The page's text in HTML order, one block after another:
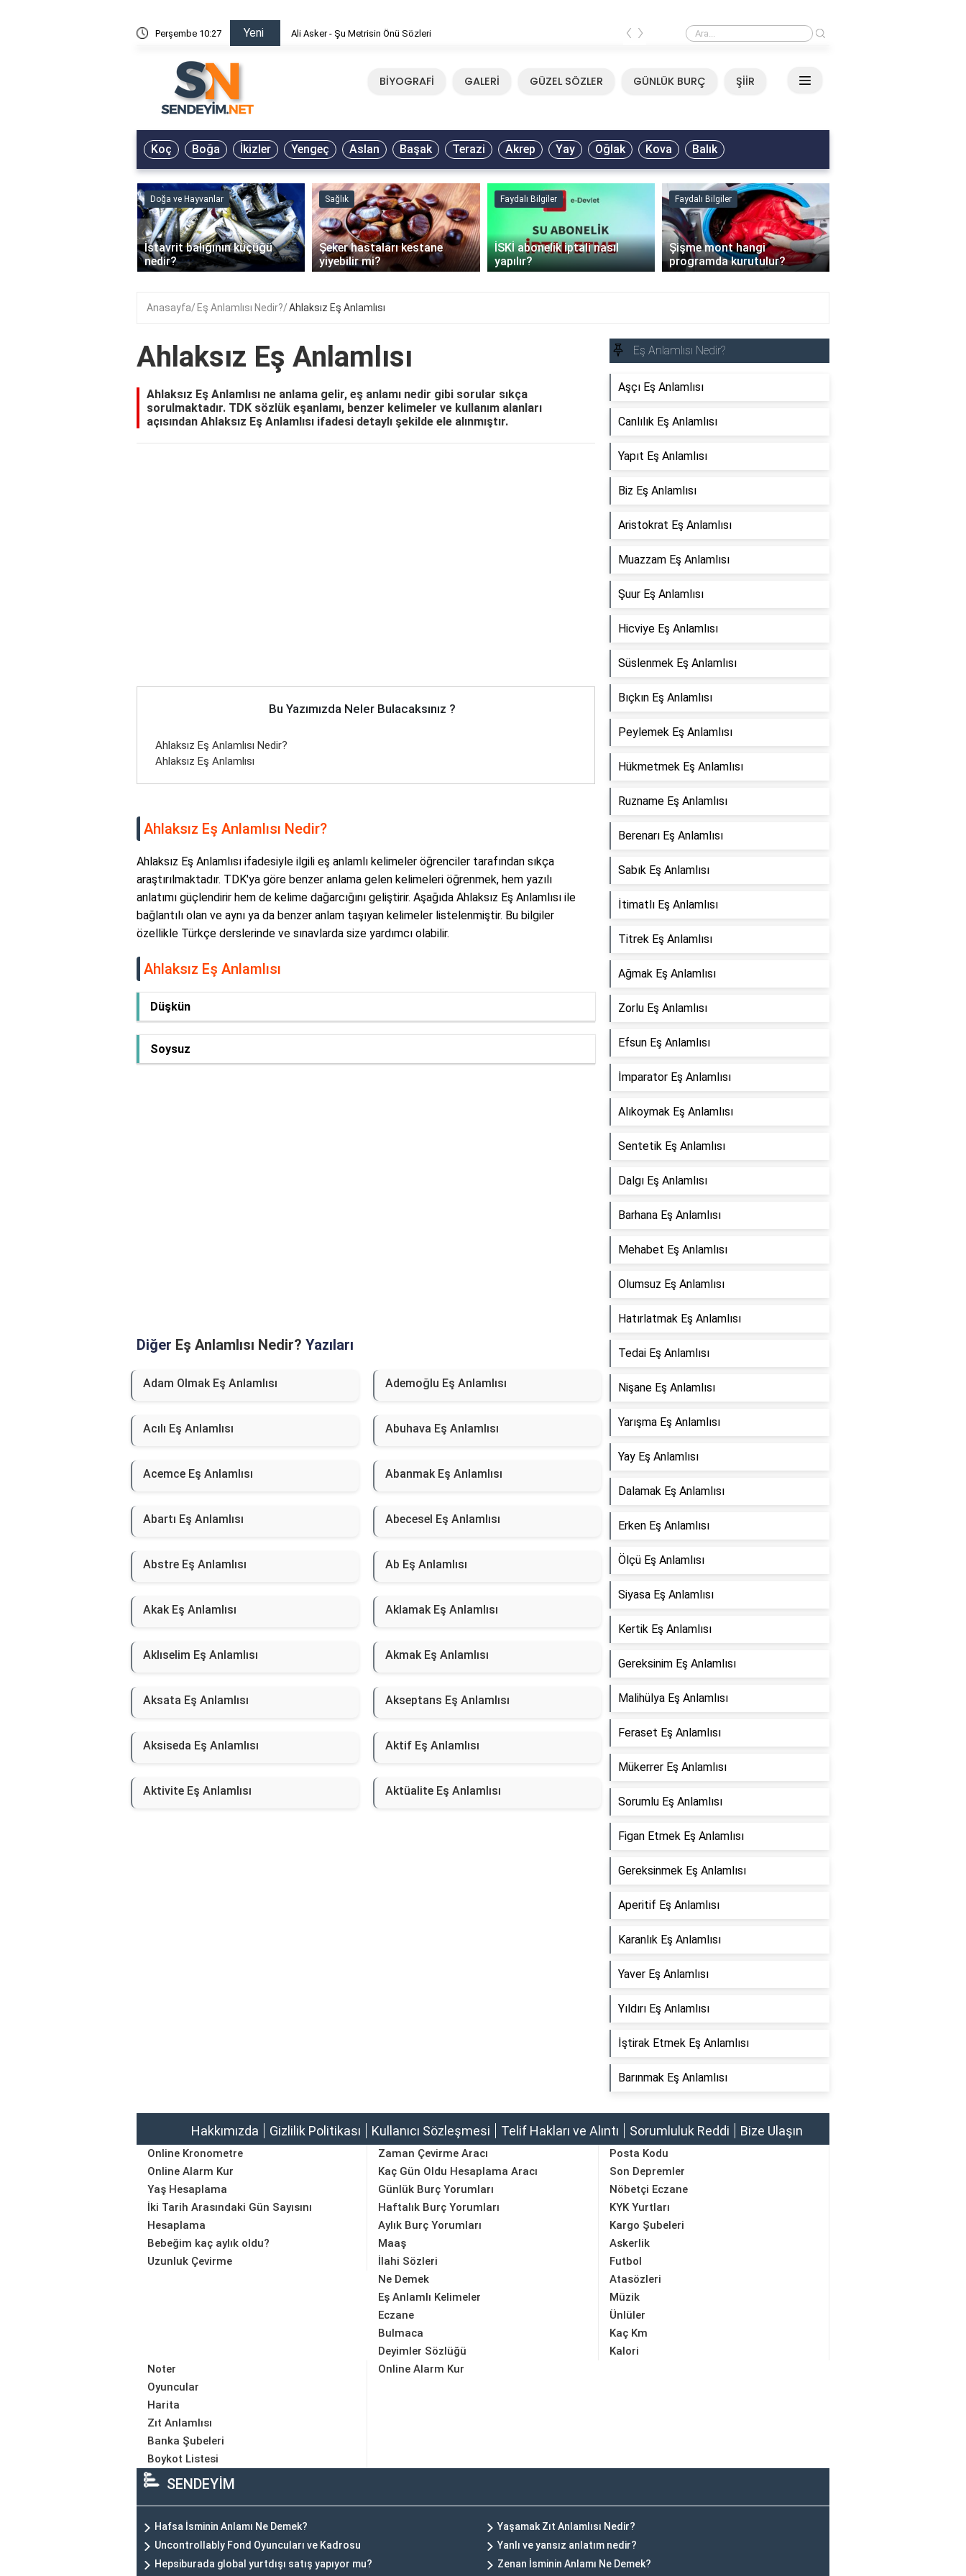
Perşembe 10:27 Yeni Ali Asker - Şu Metrisin Önü Sözleri Mirkelam - Tavla Sözleri
‹ ›
BİYOGRAFİ GALERİ GÜZEL SÖZLER GÜNLÜK BURÇ ŞİİR
Koç Boğa İkizler Yengeç Aslan Başak Terazi Akrep Yay Oğlak Kova Balık
Doğa ve Hayvanlar
İstavrit balığının küçüğü
nedir?
Sağlık
Şeker hastaları kestane
yiyebilir mi?
Faydalı Bilgiler
İSKİ abonelik iptali nasıl
yapılır?
Faydalı Bilgiler
Şişme mont hangi
programda kurutulur?
‹ ›
Anasayfa Eş Anlamlısı Nedir? Ahlaksız Eş Anlamlısı
Ahlaksız Eş Anlamlısı
Ahlaksız Eş Anlamlısı ne anlama gelir, eş anlamı nedir gibi sorular sıkça
sorulmaktadır. TDK sözlük eşanlamı, benzer kelimeler ve kullanım alanları
açısından Ahlaksız Eş Anlamlısı ifadesi detaylı şekilde ele alınmıştır.
Bu Yazımızda Neler Bulacaksınız ?
Ahlaksız Eş Anlamlısı Nedir?
Ahlaksız Eş Anlamlısı
Ahlaksız Eş Anlamlısı Nedir?
Ahlaksız Eş Anlamlısı ifadesiyle ilgili eş anlamlı kelimeler öğrenciler tarafından sıkça
araştırılmaktadır. TDK'ya göre benzer anlama gelen kelimeleri öğrenmek, hem yazılı
anlatımı güçlendirir hem de kelime dağarcığını geliştirir. Aşağıda Ahlaksız Eş Anlamlısı ile
bağlantılı olan ve aynı ya da benzer anlam taşıyan kelimeler listelenmiştir. Bu bilgiler
özellikle Türkçe derslerinde ve sınavlarda size yardımcı olabilir.
Ahlaksız Eş Anlamlısı
Düşkün
Soysuz
Diğer Eş Anlamlısı Nedir? Yazıları
Adam Olmak Eş Anlamlısı Ademoğlu Eş Anlamlısı
Acılı Eş Anlamlısı Abuhava Eş Anlamlısı
Acemce Eş Anlamlısı Abanmak Eş Anlamlısı
Abartı Eş Anlamlısı Abecesel Eş Anlamlısı
Abstre Eş Anlamlısı Ab Eş Anlamlısı
Akak Eş Anlamlısı Aklamak Eş Anlamlısı
Aklıselim Eş Anlamlısı Akmak Eş Anlamlısı
Aksata Eş Anlamlısı Akseptans Eş Anlamlısı
Aksiseda Eş Anlamlısı Aktif Eş Anlamlısı
Aktivite Eş Anlamlısı Aktüalite Eş Anlamlısı
Eş Anlamlısı Nedir?
Aşçı Eş Anlamlısı
Canlılık Eş Anlamlısı
Yapıt Eş Anlamlısı
Biz Eş Anlamlısı
Aristokrat Eş Anlamlısı
Muazzam Eş Anlamlısı
Şuur Eş Anlamlısı
Hicviye Eş Anlamlısı
Süslenmek Eş Anlamlısı
Bıçkın Eş Anlamlısı
Peylemek Eş Anlamlısı
Hükmetmek Eş Anlamlısı
Ruzname Eş Anlamlısı
Berenarı Eş Anlamlısı
Sabık Eş Anlamlısı
İtimatlı Eş Anlamlısı
Titrek Eş Anlamlısı
Ağmak Eş Anlamlısı
Zorlu Eş Anlamlısı
Efsun Eş Anlamlısı
İmparator Eş Anlamlısı
Alıkoymak Eş Anlamlısı
Sentetik Eş Anlamlısı
Dalgı Eş Anlamlısı
Barhana Eş Anlamlısı
Mehabet Eş Anlamlısı
Olumsuz Eş Anlamlısı
Hatırlatmak Eş Anlamlısı
Tedai Eş Anlamlısı
Nişane Eş Anlamlısı
Yarışma Eş Anlamlısı
Yay Eş Anlamlısı
Dalamak Eş Anlamlısı
Erken Eş Anlamlısı
Ölçü Eş Anlamlısı
Siyasa Eş Anlamlısı
Kertik Eş Anlamlısı
Gereksinim Eş Anlamlısı
Malihülya Eş Anlamlısı
Feraset Eş Anlamlısı
Mükerrer Eş Anlamlısı
Sorumlu Eş Anlamlısı
Figan Etmek Eş Anlamlısı
Gereksinmek Eş Anlamlısı
Aperitif Eş Anlamlısı
Karanlık Eş Anlamlısı
Yaver Eş Anlamlısı
Yıldırı Eş Anlamlısı
İştirak Etmek Eş Anlamlısı
Barınmak Eş Anlamlısı
Hakkımızda Gizlilik Politikası Kullanıcı Sözleşmesi Telif Hakları ve Alıntı Sorumluluk Reddi Bize Ulaşın
Online Kronometre
Online Alarm Kur
Yaş Hesaplama
İki Tarih Arasındaki Gün Sayısını
Hesaplama
Bebeğim kaç aylık oldu?
Uzunluk Çevirme
Zaman Çevirme Aracı
Kaç Gün Oldu Hesaplama Aracı
Günlük Burç Yorumları
Haftalık Burç Yorumları
Aylık Burç Yorumları
Maaş
Posta Kodu
Son Depremler
Nöbetçi Eczane
KYK Yurtları
Kargo Şubeleri
Askerlik
İlahi Sözleri
Ne Demek
Eş Anlamlı Kelimeler
Eczane
Bulmaca
Deyimler Sözlüğü
Futbol
Atasözleri
Müzik
Ünlüler
Kaç Km
Kalori
Noter
Oyuncular
Harita
Zıt Anlamlısı
Banka Şubeleri
Boykot Listesi
Online Alarm Kur
SENDEYİM
Hafsa İsminin Anlamı Ne Demek?
Yaşamak Zıt Anlamlısı Nedir?
Uncontrollably Fond Oyuncuları ve Kadrosu
Yanlı ve yansız anlatım nedir?
Hepsiburada global yurtdışı satış yapıyor mu?
Zenan İsminin Anlamı Ne Demek?